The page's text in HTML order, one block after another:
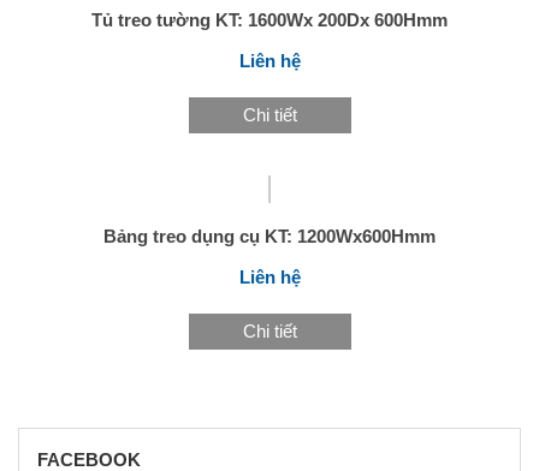
Tủ treo tường KT: 1600Wx 200Dx 600Hmm
Liên hệ
Chi tiết
Bảng treo dụng cụ KT: 1200Wx600Hmm
Liên hệ
Chi tiết
FACEBOOK